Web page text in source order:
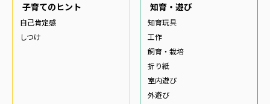
子育てのヒント
自己肯定感
しつけ
知育・遊び
知育玩具
工作
飼育・栽培
折り紙
室内遊び
外遊び